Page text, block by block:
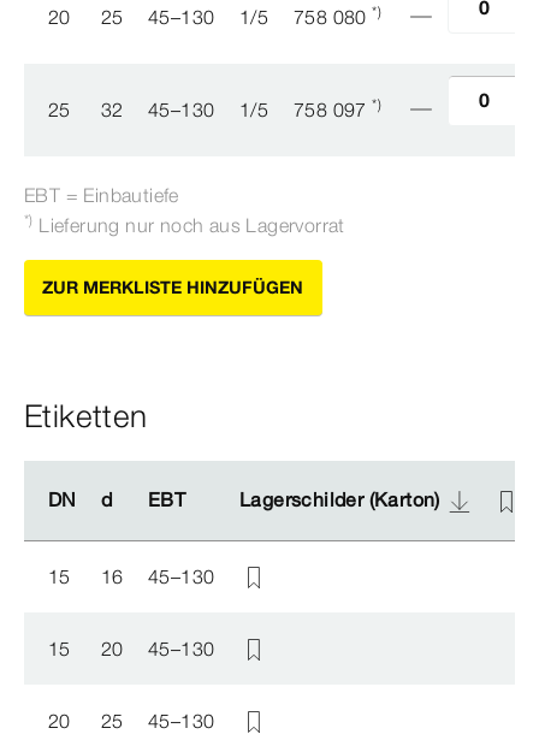
20 25 45–130 1/5 758 080*)
25 32 45–130 1/5 758 097*)
EBT = Einbautiefe
*) Lieferung nur noch aus Lagervorrat
ZUR MERKLISTE HINZUFÜGEN
Etiketten
DN d EBT Lagerschilder (Karton)
DN d EBT Lagerschilder (Karton)
15 16 45–130
15 20 45–130
20 25 45–130